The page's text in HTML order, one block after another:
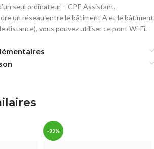
seul ordinateur – CPE Assistant.
un réseau entre le bâtiment A et le bâtiment
distance), vous pouvez utiliser ce pont Wi-Fi.
-33%